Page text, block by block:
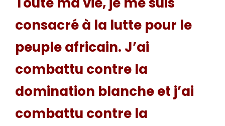
consacré à la lutte pour le
peuple africain. J’ai
combattu contre la
domination blanche et j’ai
combattu contre la